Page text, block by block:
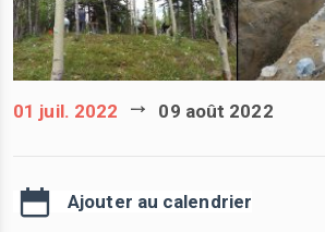
01 juil. 2022 09 août 2022
Ajouter au calendrier